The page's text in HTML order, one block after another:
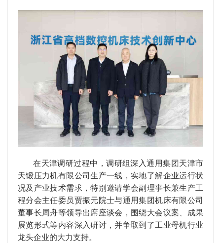
在天津调研过程中，调研组深入通用集团天津市
天锻压力机有限公司生产一线，实地了解企业运行状
况及产业技术需求，特别邀请学会副理事长兼生产工
程分会主任委员贾振元院士与通用集团机床有限公司
董事长周舟等领导出席座谈会，围绕大会议案、成果
展览形式等内容深入研讨，并争取到了工业母机行业
龙头企业的大力支持。